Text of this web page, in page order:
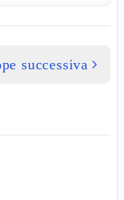
successiva